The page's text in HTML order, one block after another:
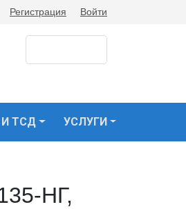
Регистрация Войти
ТСД УСЛУГИ
НГ,